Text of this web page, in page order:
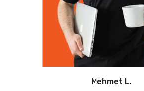
Mehmet L.